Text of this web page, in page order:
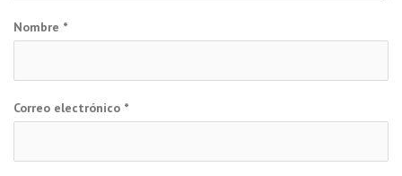
Nombre *
Correo electrónico *